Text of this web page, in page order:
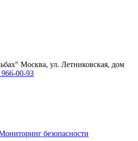
Москва, ул. Летниковская, дом
00-93
безопасности